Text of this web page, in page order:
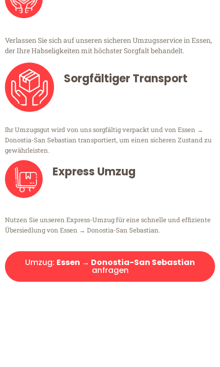
Verlassen Sie sich auf unseren sicheren Umzugsservice in Essen,
der Ihre Habseligkeiten mit höchster Sorgfalt behandelt.
Sorgfältiger Transport
Ihr Umzugsgut wird von uns sorgfältig verpackt und von Essen →
Donostia-San Sebastian transportiert, um einen sicheren Zustand zu
gewährleisten.
Express Umzug
Nutzen Sie unseren Express-Umzug für eine schnelle und effiziente
Übersiedlung von Essen → Donostia-San Sebastian.
Umzug: Essen → Donostia-San Sebastian
anfragen